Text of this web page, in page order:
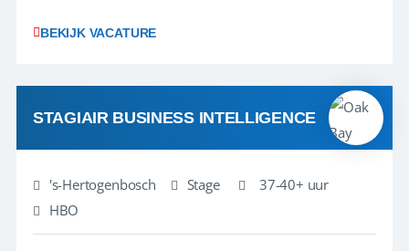
vakantiegangers de meest prachtige plekjes op
werken: of het nu gaat om vragen ...
BEKIJK VACATURE
STAGIAIR BUSINESS INTELLIGENCE
's-Hertogenbosch Stage
37-40+ uur
HBO